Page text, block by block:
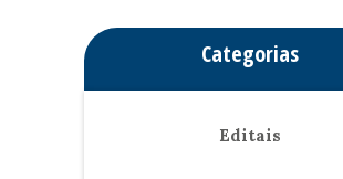
Categorias
Editais